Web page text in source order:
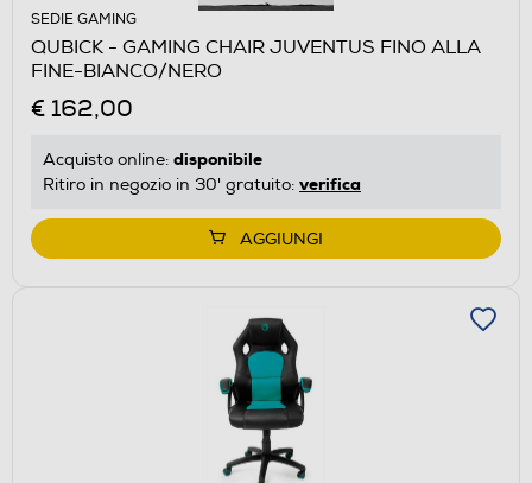
SEDIE GAMING
QUBICK - GAMING CHAIR JUVENTUS FINO ALLA
FINE-BIANCO/NERO
€ 162,00
Acquisto online: disponibile
Ritiro in negozio in 30' gratuito: verifica
AGGIUNGI